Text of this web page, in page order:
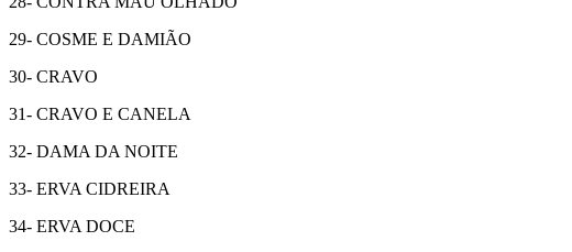
29- COSME E DAMIÃO
30- CRAVO
31- CRAVO E CANELA
32- DAMA DA NOITE
33- ERVA CIDREIRA
34- ERVA DOCE